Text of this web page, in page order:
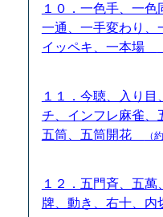
１０．一色手、一色
一通、一手変わり、
イッペキ、一本場
１１．今聴、入り
チ、インフレ麻雀、
五筒、五筒開花
（
１２．五門斉、五萬
牌、動き、右十、